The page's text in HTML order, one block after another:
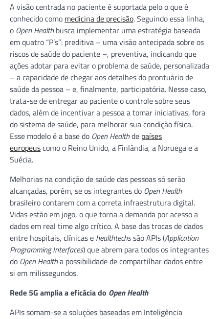
A visão centrada no paciente é suportada pelo o que é
conhecido como medicina de precisão. Seguindo essa linha,
o Open Healthbusca implementar uma estratégia baseada
em quatro “P’s”: preditiva – uma visão antecipada sobre os
riscos de saúde do paciente –, preventiva, indicando que
ações adotar para evitar o problema de saúde, personalizada
– a capacidade de chegar aos detalhes do prontuário de
saúde da pessoa – e, finalmente, participatória. Nesse caso,
trata-se de entregar ao paciente o controle sobre seus
dados, além de incentivar a pessoa a tomar iniciativas, fora
do sistema de saúde, para melhorar sua condição física.
Esse modelo é a base do Open Healthde países
europeuscomo o Reino Unido, a Finlândia, a Noruega e a
Suécia.
Melhorias na condição de saúde das pessoas só serão
alcançadas, porém, se os integrantes do Open Health
brasileiro contarem com a correta infraestrutura digital.
Vidas estão em jogo, o que torna a demanda por acesso a
dados em real time algo crítico. A base das trocas de dados
entre hospitais, clínicas e healthtechssão APIs (Application
Programming Interfaces) que abrem para todos os integrantes
do Open Healtha possibilidade de compartilhar dados entre
si em milissegundos.
Rede 5G amplia a eficácia do Open Health
APIs somam-se a soluções baseadas em Inteligência